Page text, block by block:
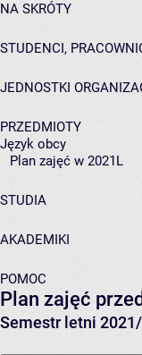
NA SKRÓTY
STUDENCI,
JEDNOSTKI
PRZEDMIOTY
Język obcy
Plan zajęć w 2021L
STUDIA
AKADEMIKI
POMOC
Plan zajęć
Semestr letni